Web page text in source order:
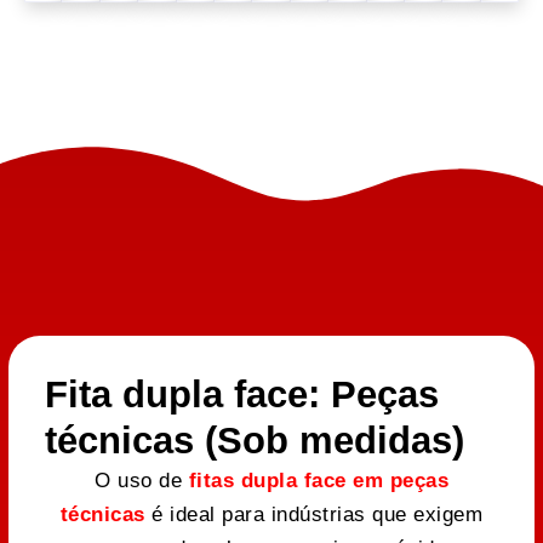
Fita dupla face: Peças
técnicas (Sob medidas)
O uso de fitas dupla face em peças
técnicas é ideal para indústrias que exigem